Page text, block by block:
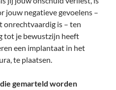
jouw negatieve gevoelens –
onrechtvaardig is – ten
tot je bewustzijn heeft
een implantaat in het
te plaatsen.
gemarteld worden